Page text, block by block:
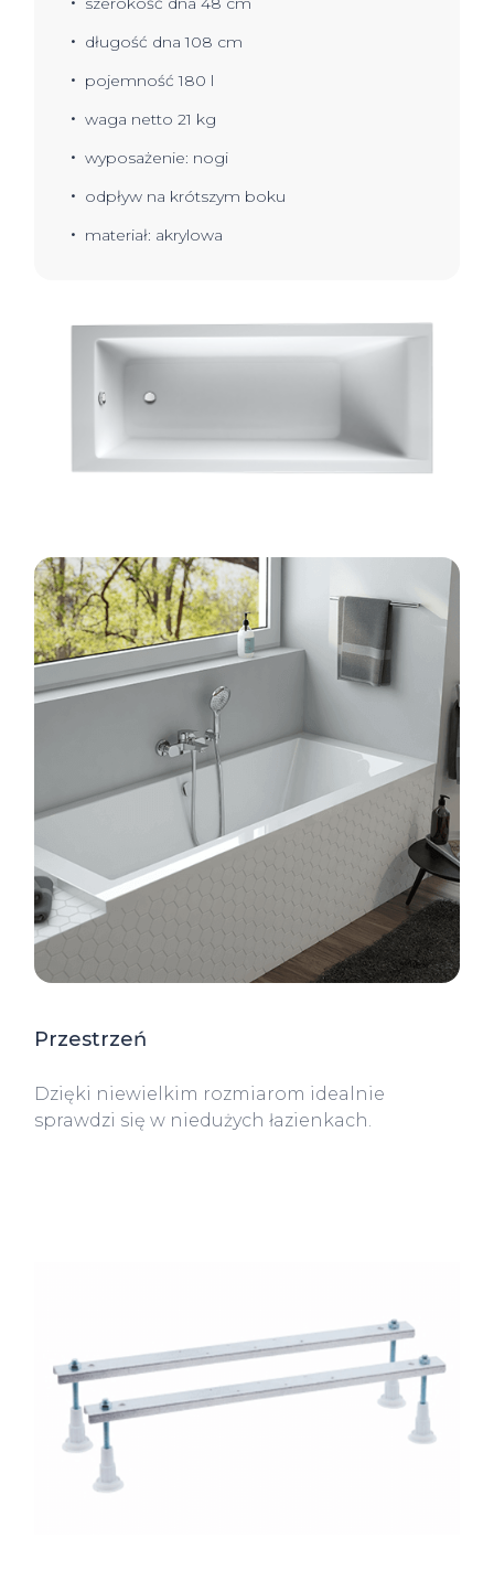
długość dna 108 cm
pojemność 180 l
waga netto 21 kg
wyposażenie: nogi
odpływ na krótszym boku
materiał: akrylowa
Przestrzeń
Dzięki niewielkim rozmiarom idealnie
sprawdzi się w niedużych łazienkach.